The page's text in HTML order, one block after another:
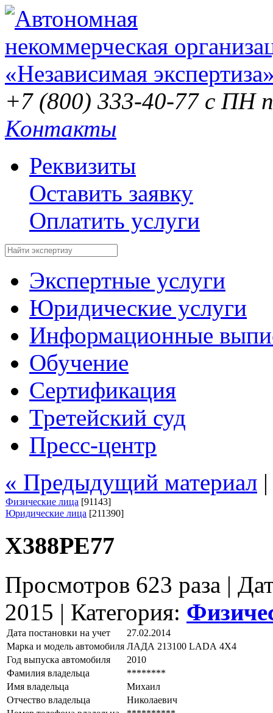
+7 (800) 333-40-77 с ПН
Контакты
Реквизиты
Оставить заявку
Оплатить услуги
Экспертные услуги
Юридические услуги
Информационные
Обучение
Сертификация
Третейский суд
Пресс-центр
« Предыдущий материал
Физические лица [91143]
Юридические лица [211390]
Х388РЕ77
Просмотров 623 раза |
2015 | Категория:
Дата постановки на учет
27.02.2014
Марка и модель автомобиля ЛАДА 213100 LАDА 4Х4
Год выпуска автомобиля
2010
Фамилия владельца
********
Имя владельца
Михаил
Отчество владельца
Николаевич